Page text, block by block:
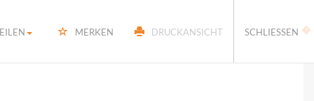
MERKEN DRUCKANSICHT �
SCHLIESSEN